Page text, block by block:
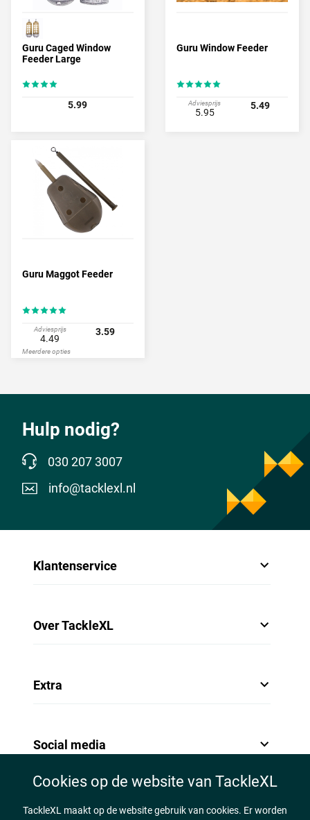
Guru Caged Window
Feeder Large
5.99
Guru Window Feeder
Adviesprijs
5.95
5.49
Guru Maggot Feeder
Adviesprijs
4.49
3.59
Meerdere opties
Hulp nodig?
030 207 3007
info@tacklexl.nl
Klantenservice
Over TackleXL
Extra
Social media
Cookies op de website van TackleXL
TackleXL maakt op de website gebruik van cookies. Er worden